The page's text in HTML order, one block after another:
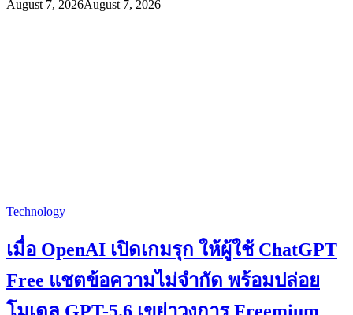
August 7, 2026August 7, 2026
Technology
เมื่อ OpenAI เปิดเกมรุก ให้ผู้ใช้ ChatGPT
Free แชตข้อความไม่จำกัด พร้อมปล่อย